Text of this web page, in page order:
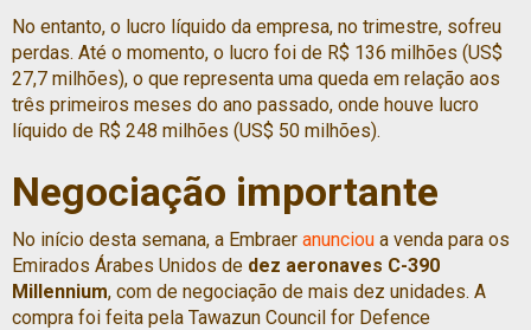
No entanto, o lucro líquido da empresa, no trimestre, sofreu
perdas. Até o momento, o lucro foi de R$ 136 milhões (US$
27,7 milhões), o que representa uma queda em relação aos
três primeiros meses do ano passado, onde houve lucro
líquido de R$ 248 milhões (US$ 50 milhões).
Negociação importante
No início desta semana, a Embraer anunciou a venda para os
Emirados Árabes Unidos de dez aeronaves C-390
Millennium, com de negociação de mais dez unidades. A
compra foi feita pela Tawazun Council for Defence